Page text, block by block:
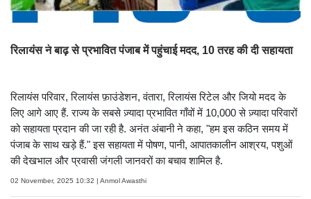
फोटो देखना
रिलायंस ने बाढ़ से प्रभावित पंजाब में पहुंचाई मदद, 10 तरह की दी सहायता
रिलायंस परिवार, रिलायंस फ़ाउंडेशन, वंतारा, रिलायंस रिटेल और जियो मदद के
लिए आगे आए हैं. राज्य के सबसे ज़्यादा प्रभावित गाँवों में 10,000 से ज़्यादा परिवारों
को सहायता प्रदान की जा रही है. अनंत अंबानी ने कहा, "हम इस कठिन समय में
पंजाब के साथ खड़े हैं." इस सहायता में पोषण, पानी, आपातकालीन आश्रय, पशुओं
की देखभाल और प्रवासी जंगली जानवरों का बचाव शामिल है.
02 November, 2025 10:32 | Anmol Awasthi